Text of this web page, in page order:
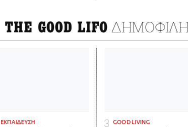
THE GOOD LIFO
ΕΚΠΑΙΔΕΥΣΗ GOOD LIVING